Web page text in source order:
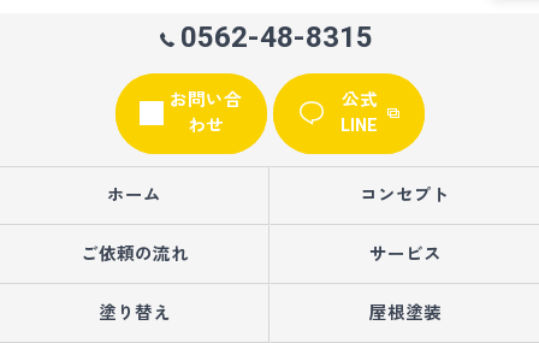
0562-48-8315
お問い合
わせ
公式
LINE
ホーム コンセプト
ご依頼の流れ サービス
塗り替え 屋根塗装